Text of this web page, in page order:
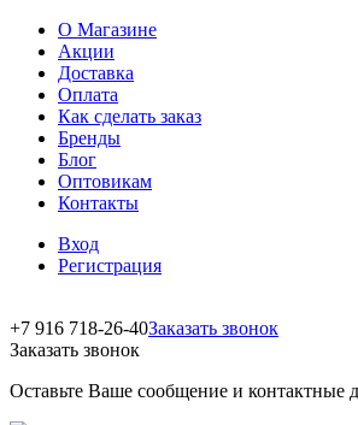
О Магазине
Акции
Доставка
Оплата
Как сделать заказ
Бренды
Блог
Оптовикам
Контакты
Вход
Регистрация
+7 916 718-26-40Заказать звонок
Заказать звонок
Оставьте Ваше сообщение и контактные